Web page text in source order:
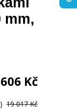
mm,
Kč
19 017 Kč